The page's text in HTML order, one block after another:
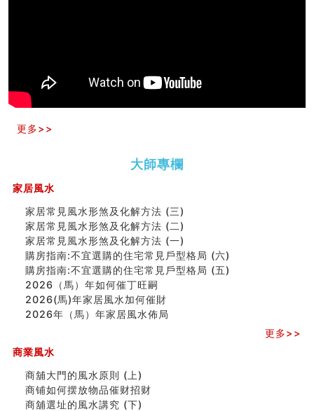
套房風水怎麼看？ 租屋風水禁忌有哪些？搬家禁忌要注
意！
精选1500个五行属金的字
玄空本义(九)
玄空本义(八)
中國改革開放總設計師鄧小平命造 (名人八字淺析八）
测字（实例解释）
精选1000个五行属火的字
玄空本义(七)
刘燮鈞讲人相 手纹与命运(二)
商铺如何摆放物品催财招财
极其旺夫的女人面相
家居常見風水形煞及化解方法 (二)
居家風水懶人包！房子煞氣怎麼看？風水禁忌有哪些？有
這樣風水的房子別�
南半球的八字如何推排
玄空本义(六)
额相与命运
风水先生林琅仙的传说
更多>>
大師專欄
家居風水
家居常見風水形煞及化解方法 (三)
家居常見風水形煞及化解方法 (二)
家居常見風水形煞及化解方法 (一)
購房指南:不宜選購的住宅常見戶型格局 (六)
購房指南:不宜選購的住宅常見戶型格局 (五)
2026（馬）年如何催丁旺嗣
2026(馬)年家居風水加何催財
2026年（馬）年家居風水佈局
更多>>
商業風水
商舖大門的風水原則 (上)
商铺如何摆放物品催财招财
商舖選址的風水講究 (下)